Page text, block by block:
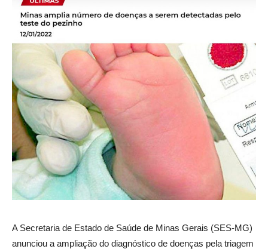
A Secretaria de Estado de Saúde de Minas Gerais (SES-MG)
anunciou a ampliação do diagnóstico de doenças pela triagem